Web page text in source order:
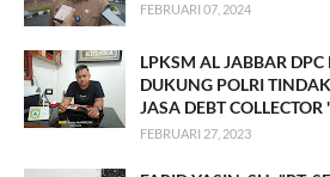
FEBRUARI 07, 2024
LPKSM AL JABBAR
DUKUNG POLRI
JASA DEBT
FEBRUARI 27, 2023